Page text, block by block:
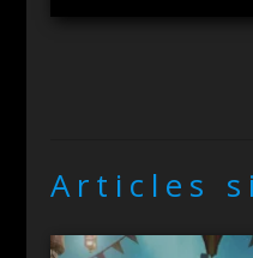
Articles